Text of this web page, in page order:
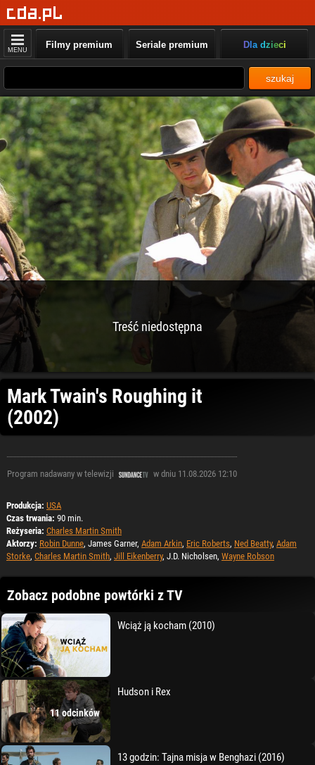
MENU Filmy premium Seriale premium Dla dzieci
szukaj
Treść niedostępna
Mark Twain's Roughing it
(2002)
Program nadawany w telewizji w dniu 11.08.2026 12:10
Produkcja: USA
Czas trwania: 90 min.
Reżyseria: Charles Martin Smith
Aktorzy: Robin Dunne, James Garner, Adam Arkin, Eric Roberts, Ned Beatty, Adam
Storke, Charles Martin Smith, Jill Eikenberry, J.D. Nicholsen, Wayne Robson
Zobacz podobne powtórki z TV
Wciąż ją kocham (2010)
11 odcinków
Hudson i Rex
13 godzin: Tajna misja w Benghazi (2016)